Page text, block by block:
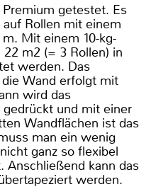
getestet. Es
Rollen mit einem
Mit einem 10-kg-
m2 (= 3 Rollen) in
werden. Das
Wand erfolgt mit
wird das
und mit einer
Wandflächen ist das
man ein wenig
ganz so flexibel
Anschließend kann das
werden.